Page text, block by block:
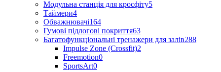
Модульна станція для кросфіту5
Таймери4
Обважнювачі164
Гумові підлогові покриття63
Багатофункціональні тренажери для залів288
Impulse Zone (Crossfit)2
Freemotion0
SportsArt0